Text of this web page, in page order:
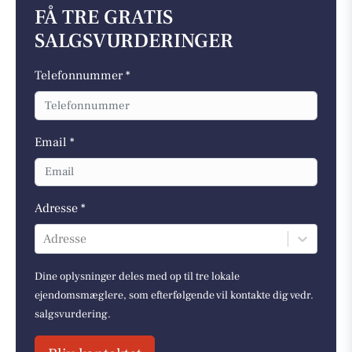
FÅ TRE GRATIS
SALGSVURDERINGER
Telefonnummer *
Email *
Adresse *
Adresse
Dine oplysninger deles med op til tre lokale
ejendomsmæglere, som efterfølgende vil kontakte dig vedr.
salgsvurdering.